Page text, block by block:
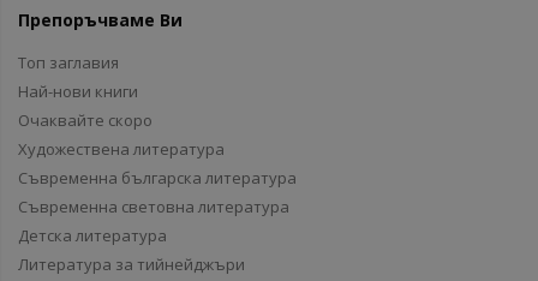
Препоръчваме Ви
Топ заглавия
Най-нови книги
Очаквайте скоро
Художествена литература
Съвременна българска литература
Съвременна световна литература
Детска литература
Литература за тийнейджъри